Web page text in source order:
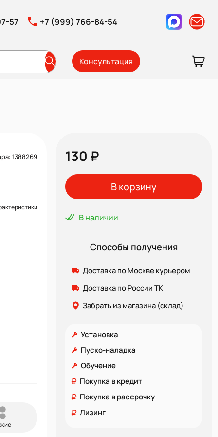
57 +7 (999) 766-84-54
Консультация
1388269 130 ₽
В корзину
В наличии
Способы получения
Доставка по Москве курьером
Доставка по России ТК
Забрать из магазина (склад)
Установка
Пуско-наладка
Обучение
Покупка в кредит
Покупка в рассрочку
Лизинг